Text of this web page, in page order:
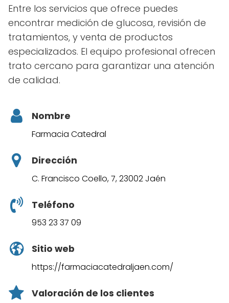
Entre los servicios que ofrece puedes
encontrar medición de glucosa, revisión de
tratamientos, y venta de productos
especializados. El equipo profesional ofrecen
trato cercano para garantizar una atención
de calidad.
Nombre
Farmacia Catedral
Dirección
C. Francisco Coello, 7, 23002 Jaén
Teléfono
953 23 37 09
Sitio web
https://farmaciacatedraljaen.com/
Valoración de los clientes